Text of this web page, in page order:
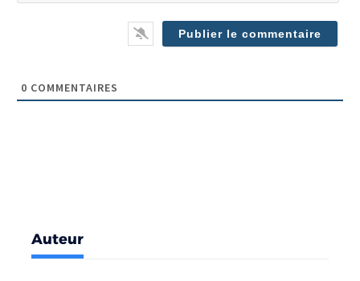
0 COMMENTAIRES
Auteur